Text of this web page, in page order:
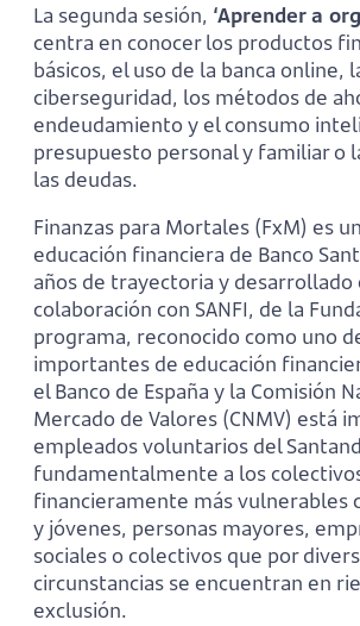
La segunda sesión, ‘Aprender a
centra en conocer los productos
básicos, el uso de la banca online,
ciberseguridad, los métodos de
endeudamiento y el consumo
presupuesto personal y familiar o
las deudas.
Finanzas para Mortales (FxM) es
educación financiera de Banco
años de trayectoria y desarrollado
colaboración con SANFI, de la
programa, reconocido como uno
importantes de educación
el Banco de España y la Comisión
Mercado de Valores (CNMV) está
empleados voluntarios del
fundamentalmente a los
financieramente más vulnerables
y jóvenes, personas mayores,
sociales o colectivos que por
circunstancias se encuentran en
exclusión.